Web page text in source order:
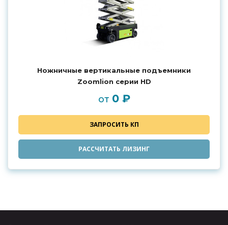
Ножничные вертикальные подъемники
Zoomlion серии HD
от 0 ₽
ЗАПРОСИТЬ КП
РАССЧИТАТЬ ЛИЗИНГ